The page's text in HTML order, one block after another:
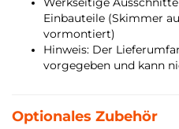
Einbauteile (Skimmer
vormontiert)
Hinweis: Der
vorgegeben und kann
Optionales Zubehör